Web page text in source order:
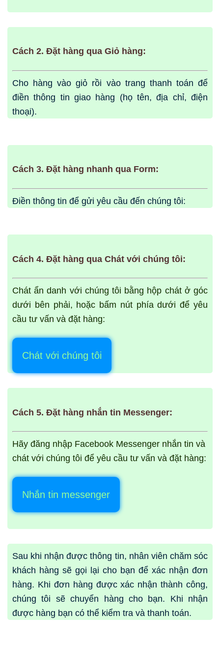
Cách 2. Đặt hàng qua Giỏ hàng:
Cho hàng vào giỏ rồi vào trang thanh toán để
điền thông tin giao hàng (họ tên, địa chỉ, điện
thoại).
Cách 3. Đặt hàng nhanh qua Form:
Điền thông tin để gửi yêu cầu đến chúng tôi:
Cách 4. Đặt hàng qua Chát với chúng tôi:
Chát ẩn danh với chúng tôi bằng hộp chát ở góc
dưới bên phải, hoặc bấm nút phía dưới để yêu
cầu tư vấn và đặt hàng:
Chát với chúng tôi
Cách 5. Đặt hàng nhắn tin Messenger:
Hãy đăng nhập Facebook Messenger nhắn tin và
chát với chúng tôi để yêu cầu tư vấn và đặt hàng:
Nhắn tin messenger
Sau khi nhận được thông tin, nhân viên chăm sóc
khách hàng sẽ gọi lại cho bạn để xác nhận đơn
hàng. Khi đơn hàng được xác nhận thành công,
chúng tôi sẽ chuyển hàng cho bạn. Khi nhận
được hàng bạn có thể kiểm tra và thanh toán.